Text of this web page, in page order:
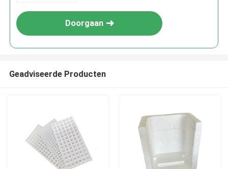
Doorgaan
Geadviseerde Producten